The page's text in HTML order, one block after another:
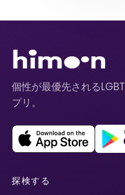
個性が最優先される
プリ。
探検する